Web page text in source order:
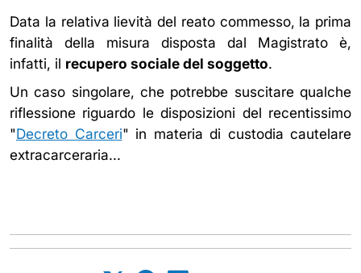
Data la relativa lievità del reato commesso, la prima
finalità della misura disposta dal Magistrato è,
infatti, il recupero sociale del soggetto.
Un caso singolare, che potrebbe suscitare qualche
riflessione riguardo le disposizioni del recentissimo
"Decreto Carceri" in materia di custodia cautelare
extracarceraria...